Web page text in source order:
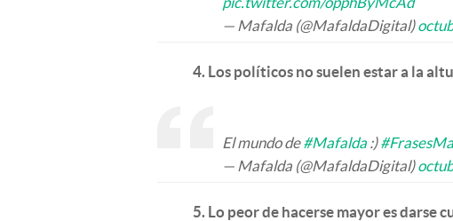
— Mafalda (@MafaldaDigital)
4. Los políticos no suelen estar a la
El mundo de#Mafalda :)
— Mafalda (@MafaldaDigital)
5. Lo peor de hacerse mayor es darse